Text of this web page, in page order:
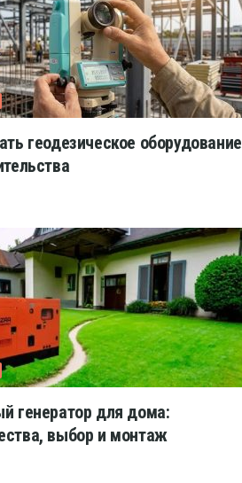
геодезическое оборудование
генератор для дома:
выбор и монтаж